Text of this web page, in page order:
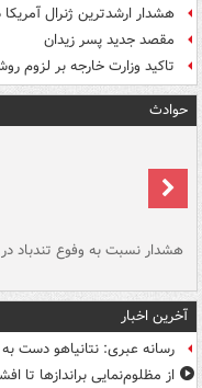
هشدار ارشدترین ژنرال
مقصد جدید پسر زیدان
تاکید وزارت خارجه بر لزوم
حوادث
هشدار نسبت به وفوع تندباد در
آخرین اخبار
رسانه عبری: نتانیاهو دست به
از مظلوم‌نمایی براندازها تا